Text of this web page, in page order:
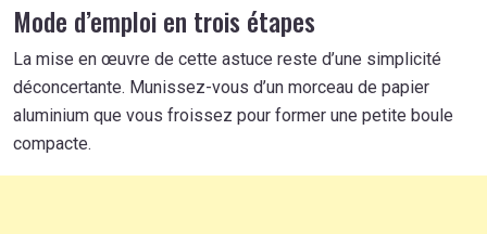
Mode d’emploi en trois étapes
La mise en œuvre de cette astuce reste d’une simplicité
déconcertante. Munissez-vous d’un morceau de papier
aluminium que vous froissez pour former une petite boule
compacte.